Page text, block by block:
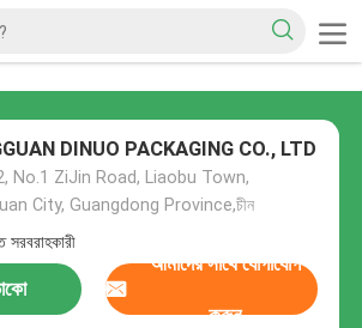
DINUO PACKAGING CO., LTD
No.1 ZiJin Road, Liaobu Town,
City, Guangdong Province,চীন
সরবরাহকারী
আমাদের সাথে যোগাযোগ
করুন